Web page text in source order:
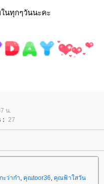
นทุกๆวันนะคะ
น.
: 27
ะว่าก๋า, คุณtoor36, คุณฟ้าใสวัน